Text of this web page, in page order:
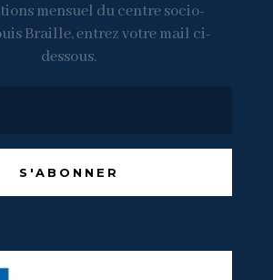
mensuel du centre socio-
Braille, entrez votre mail ci-
dessous.
S'ABONNER